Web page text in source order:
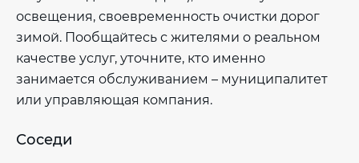
освещения, своевременность очистки дорог
зимой. Пообщайтесь с жителями о реальном
качестве услуг, уточните, кто именно
занимается обслуживанием – муниципалитет
или управляющая компания.
Соседи